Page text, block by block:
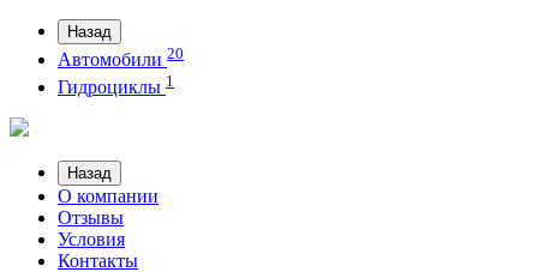
Назад
Автомобили 20
Гидроциклы 1
Назад
О компании
Отзывы
Условия
Контакты